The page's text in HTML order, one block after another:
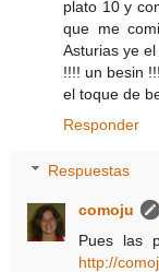
plato 10 y
que me
Asturias ye
!!!! un besin
el toque de
Responder
Respuestas
comoju
Pues las
http://